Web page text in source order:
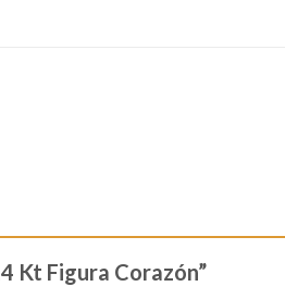
Kt Figura Corazón”